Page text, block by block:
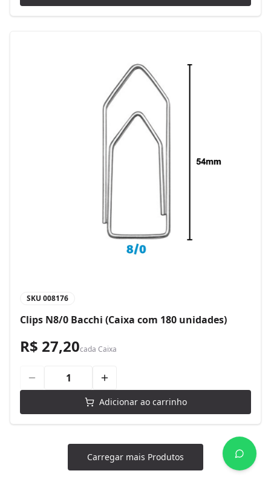
SKU 008176
Clips N8/0 Bacchi (Caixa com 180 unidades)
R$ 27,20cada Caixa
Adicionar ao carrinho
Carregar mais Produtos